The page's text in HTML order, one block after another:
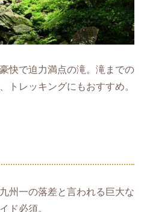
快で迫力満点の滝。滝までの
トレッキングにもおすすめ。
州一の落差と言われる巨大な
ド必須。